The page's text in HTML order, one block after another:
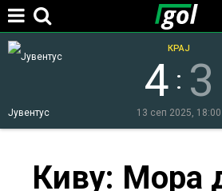
Jump to
Јувентус
4 : 3
КРАЈ
13 сеп 2025, 18:00
Киву: Mора